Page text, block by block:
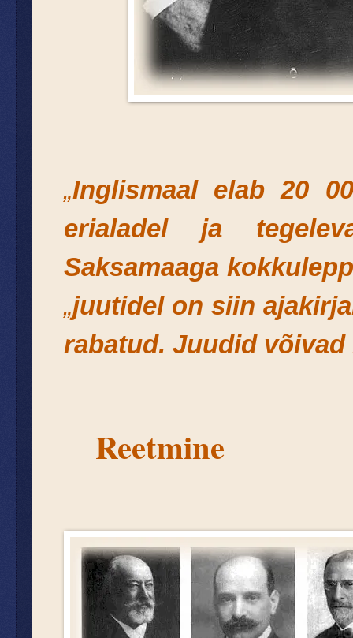
„Inglismaal elab 20
erialadel ja
Saksamaaga
„juutidel on siin
rabatud. Juudid võivad
Reetmine